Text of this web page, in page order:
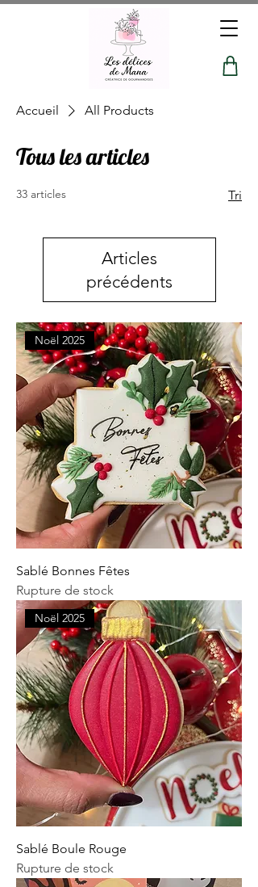
Accueil All Products
Tous les articles
33 articles Tri
Articles
précédents
Noël 2025
Sablé Bonnes Fêtes
Rupture de stock
Noël 2025
Sablé Boule Rouge
Rupture de stock